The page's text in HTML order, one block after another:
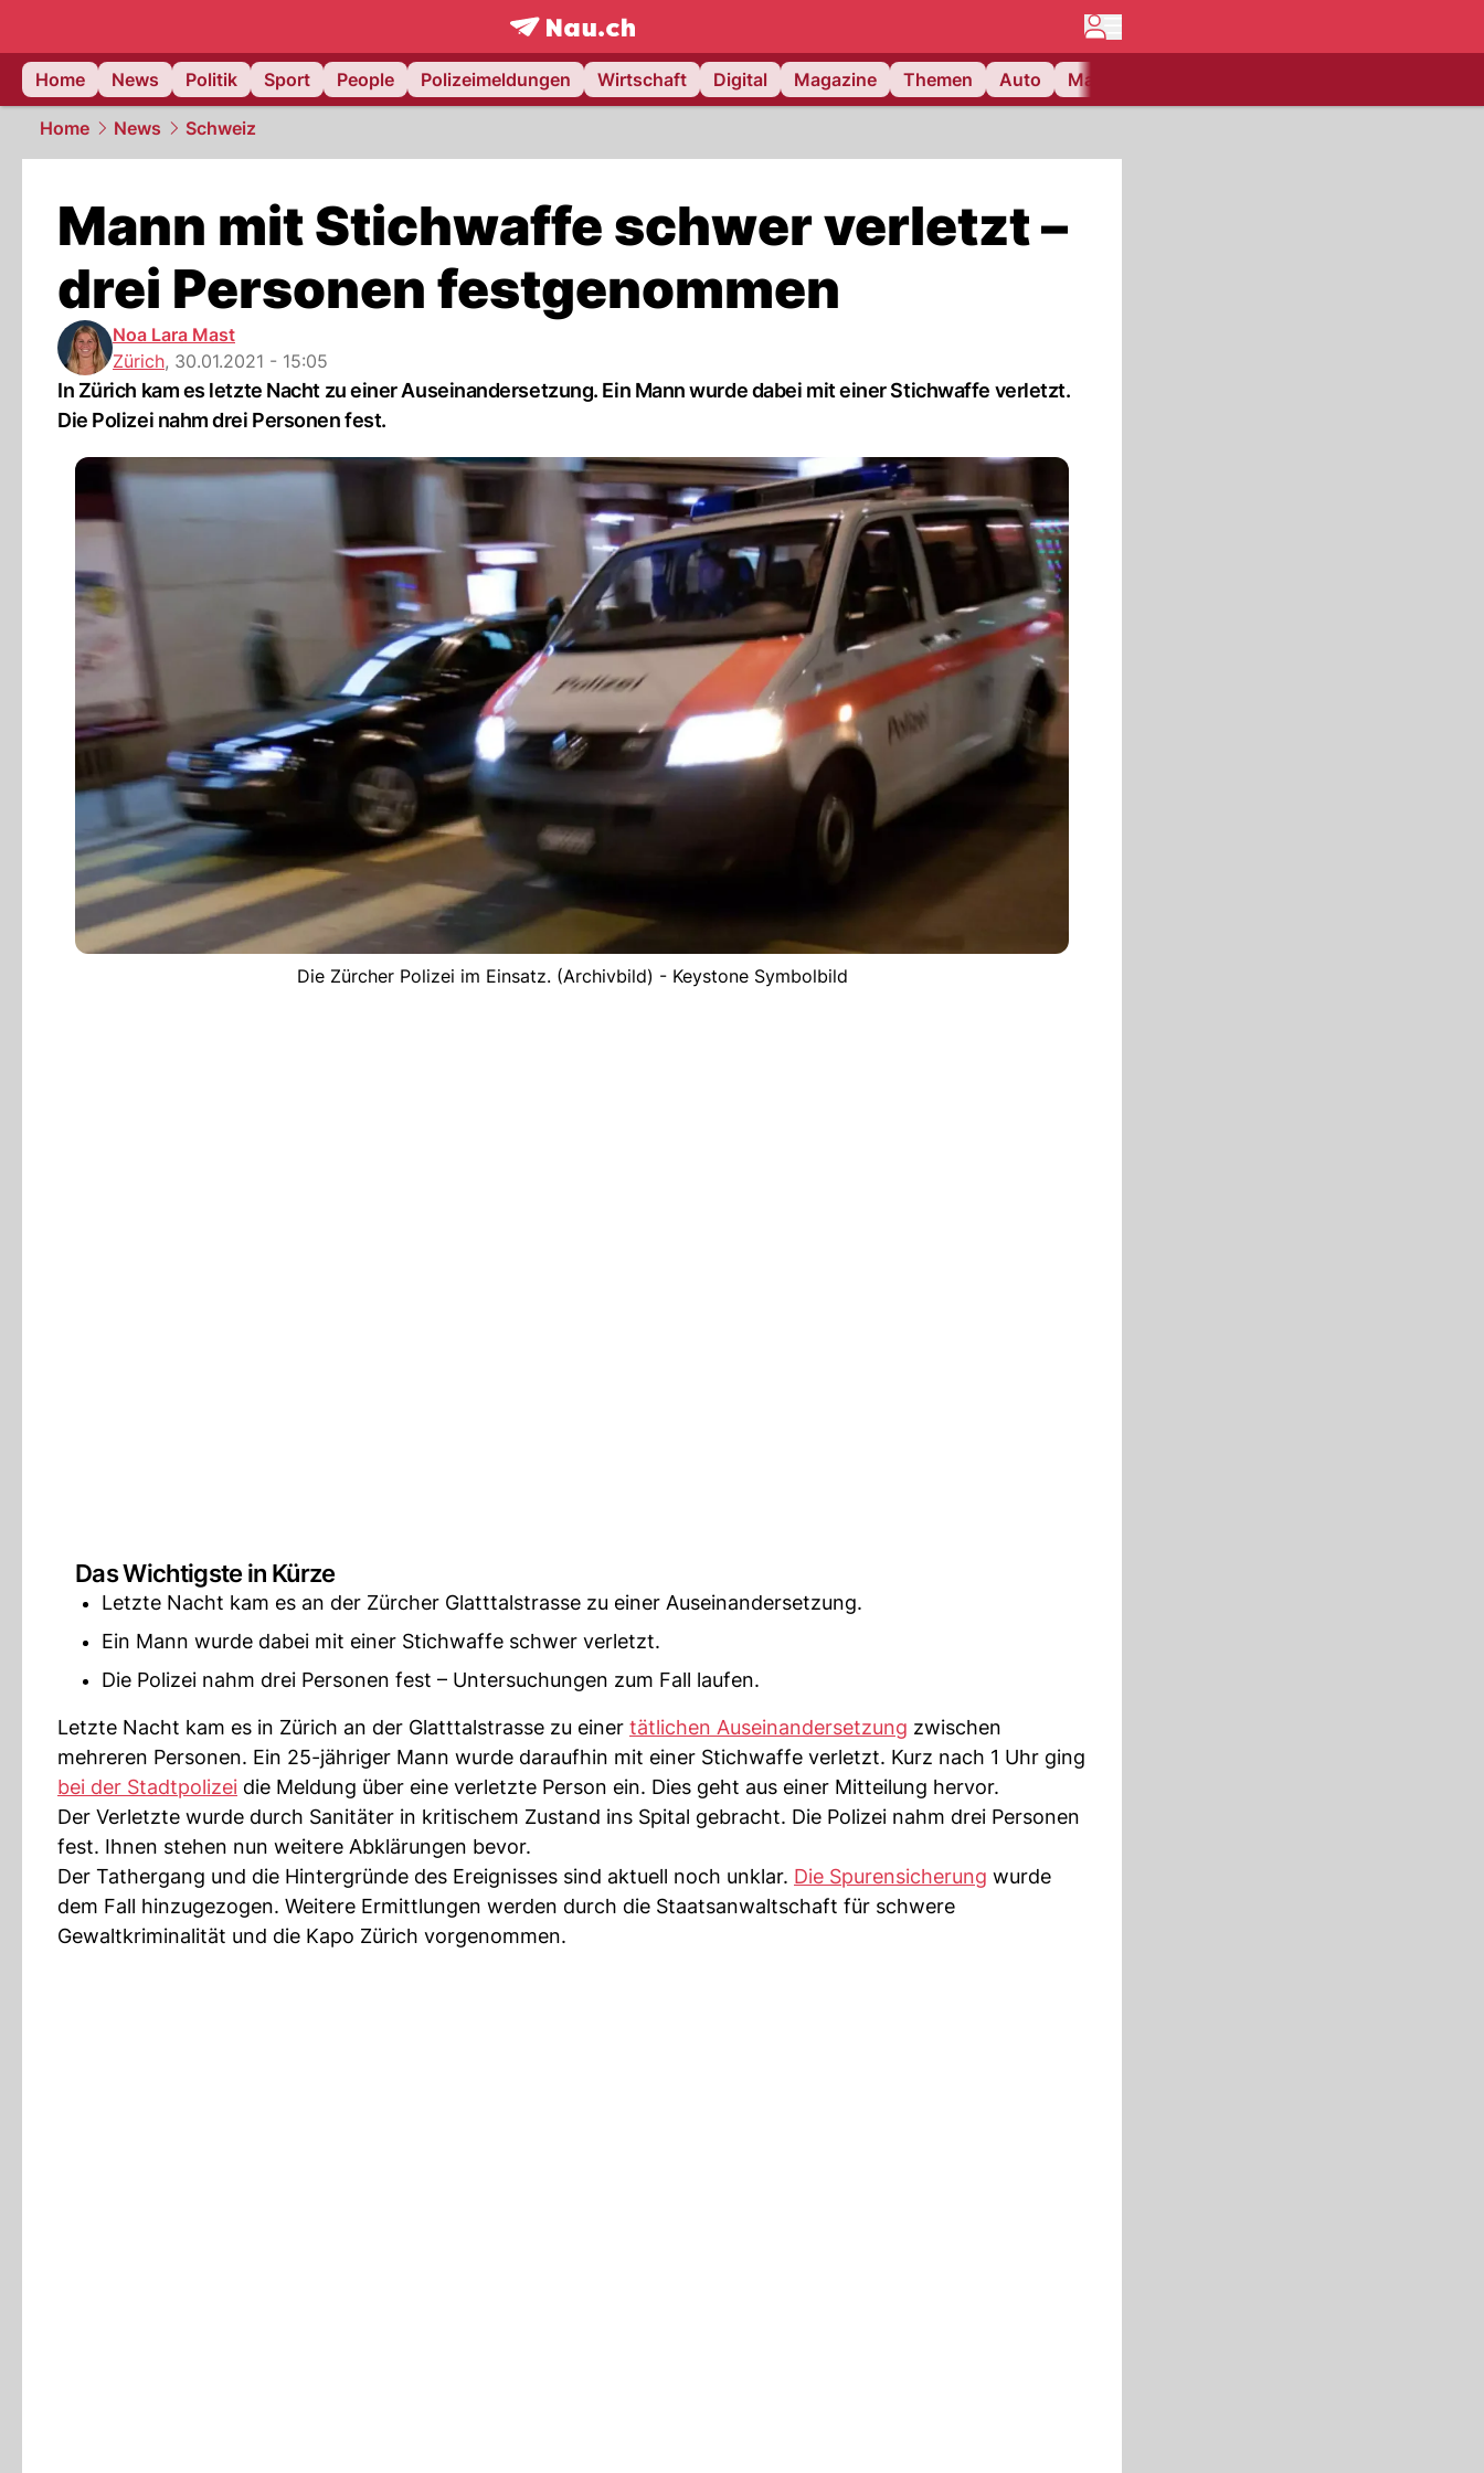
frontpage.NAU.ch
Home
News Politik Sport People Polizeimeldungen Wirtschaft Digital Magazine Themen Auto Matchcenter
Home News Schweiz
Mann mit Stichwaffe schwer verletzt –
drei Personen festgenommen
Noa Lara Mast
Zürich, 30.01.2021 - 15:05
In Zürich kam es letzte Nacht zu einer Auseinandersetzung. Ein Mann wurde dabei mit einer Stichwaffe verletzt.
Die Polizei nahm drei Personen fest.
Die Zürcher Polizei im Einsatz. (Archivbild) - Keystone Symbolbild
Das Wichtigste in Kürze
Letzte Nacht kam es an der Zürcher Glatttalstrasse zu einer Auseinandersetzung.
Ein Mann wurde dabei mit einer Stichwaffe schwer verletzt.
Die Polizei nahm drei Personen fest – Untersuchungen zum Fall laufen.
Letzte Nacht kam es in Zürich an der Glatttalstrasse zu einer tätlichen Auseinandersetzung zwischen
mehreren Personen. Ein 25-jähriger Mann wurde daraufhin mit einer Stichwaffe verletzt. Kurz nach 1 Uhr ging
bei der Stadtpolizei die Meldung über eine verletzte Person ein. Dies geht aus einer Mitteilung hervor.
Der Verletzte wurde durch Sanitäter in kritischem Zustand ins Spital gebracht. Die Polizei nahm drei Personen
fest. Ihnen stehen nun weitere Abklärungen bevor.
Der Tathergang und die Hintergründe des Ereignisses sind aktuell noch unklar. Die Spurensicherung wurde
dem Fall hinzugezogen. Weitere Ermittlungen werden durch die Staatsanwaltschaft für schwere
Gewaltkriminalität und die Kapo Zürich vorgenommen.